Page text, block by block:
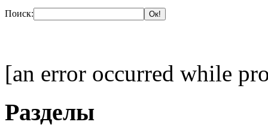
Поиск:
[an error occurred while
Разделы